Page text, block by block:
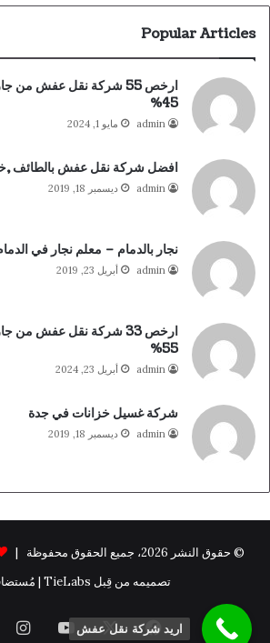
Popular Articles
ارخص 55 شركة نقل عفش
45%
admin مايو 1, 2024
افضل شركة نقل عفش بالطائف ,خصم
admin ديسمبر 18, 2019
نجار بالدمام – معلم نجار في
admin أبريل 23, 2019
ارخص 33 شركة نقل عفش
55%
admin أبريل 23, 2024
شركة غسيل خزانات في جدة
admin ديسمبر 18, 2019
© حقوق النشر 2026، جميع الحقوق محفوظة |
تصميمه من قِبل TieLabs | مُستضاف بفخر
فيسبوك
X يوتيوب اريد شركة نقل عفش